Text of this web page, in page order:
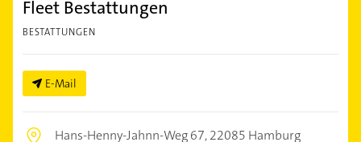
Fleet Bestattungen
BESTATTUNGEN
E-Mail
Hans-Henny-Jahnn-Weg 67,22085 Hamburg